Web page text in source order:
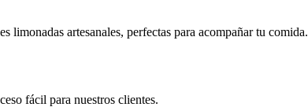
limonadas artesanales, perfectas para acompañar tu comida.
fácil para nuestros clientes.